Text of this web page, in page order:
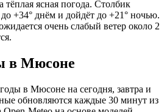
тёплая ясная погода. Столбик
+34° днём и дойдёт до +21° ночью.
очень слабый ветер около 2
в Мюсоне
в Мюсоне на сегодня, завтра и
обновляются каждые 30 минут из